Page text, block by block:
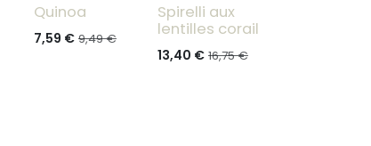
Quinoa
7,59 € 9,49€
Spirelli aux
lentilles corail
13,40 € 16,75€